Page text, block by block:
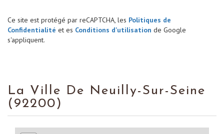
Ce site est protégé par reCAPTCHA, les Politiques de
Confidentialité et es Conditions d'utilisation de Google
s'appliquent.
La Ville De Neuilly-Sur-Seine
(92200)